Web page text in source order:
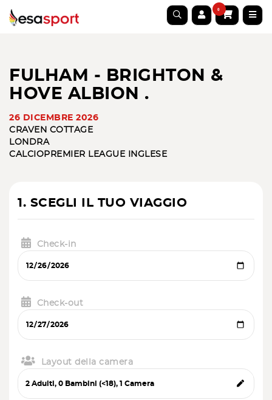
0
FULHAM - BRIGHTON &
HOVE ALBION .
26 DICEMBRE 2026
CRAVEN COTTAGE
LONDRA
CALCIO PREMIER LEAGUE INGLESE
1. SCEGLI IL TUO VIAGGIO
Check-in
Check-out
Layout della camera